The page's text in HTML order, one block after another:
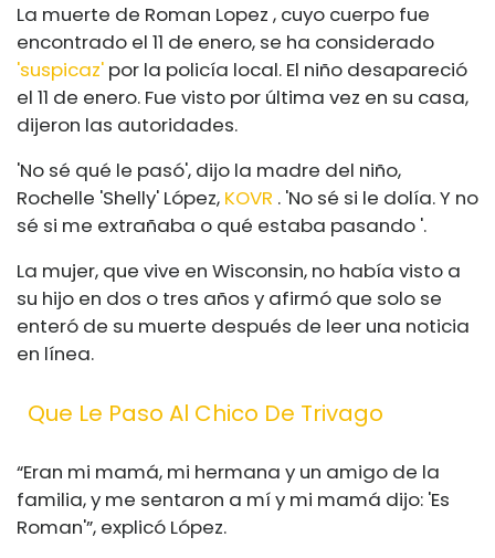
La muerte de Roman Lopez , cuyo cuerpo fue
encontrado el 11 de enero, se ha considerado
'suspicaz' por la policía local. El niño desapareció
el 11 de enero. Fue visto por última vez en su casa,
dijeron las autoridades.
'No sé qué le pasó', dijo la madre del niño,
Rochelle 'Shelly' López, KOVR . 'No sé si le dolía. Y no
sé si me extrañaba o qué estaba pasando '.
La mujer, que vive en Wisconsin, no había visto a
su hijo en dos o tres años y afirmó que solo se
enteró de su muerte después de leer una noticia
en línea.
Que Le Paso Al Chico De Trivago
“Eran mi mamá, mi hermana y un amigo de la
familia, y me sentaron a mí y mi mamá dijo: 'Es
Roman'”, explicó López.